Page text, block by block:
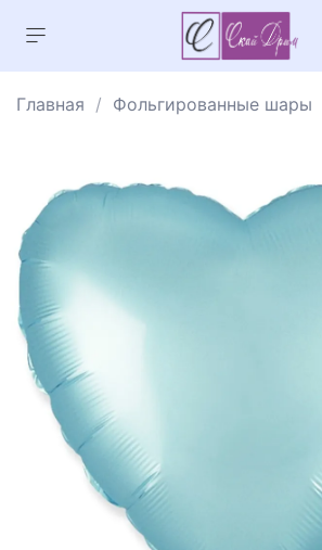
Главная Фольгированные шары